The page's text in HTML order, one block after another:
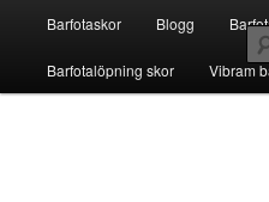
primary
contentBarfotaskor
Barfotaskor Blogg
Barfotalöpning skor Vibram